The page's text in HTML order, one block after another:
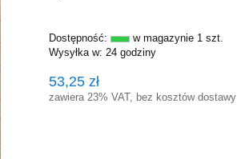
Dostępność:
w magazynie 1 szt.
Wysyłka w: 24 godziny
53,25 zł
zawiera 23% VAT, bez kosztów dostawy